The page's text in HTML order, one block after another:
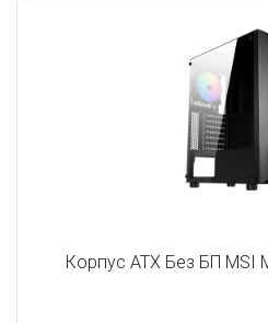
Корпус ATX Без БП MSI